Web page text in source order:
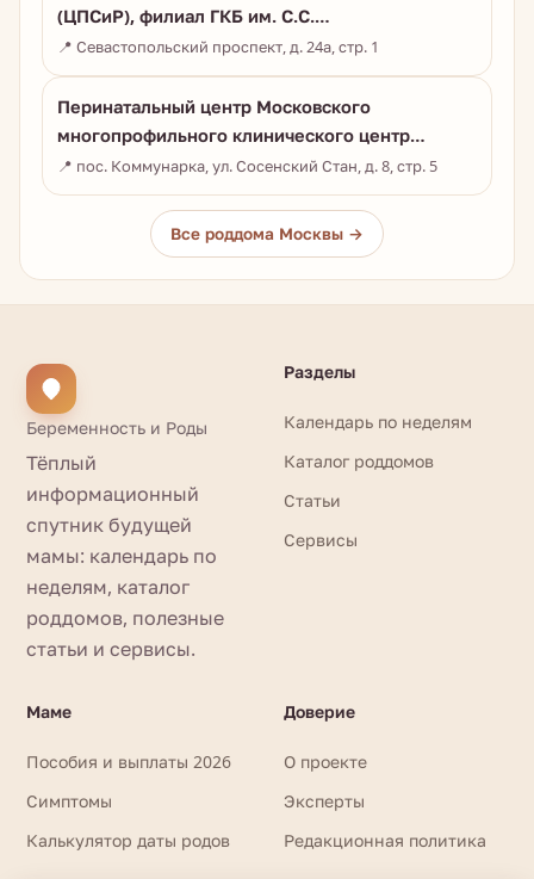
(ЦПСиР), филиал ГКБ им. С.С.…
📍 Севастопольский проспект, д. 24а, стр. 1
Перинатальный центр Московского
многопрофильного клинического центр…
📍 пос. Коммунарка, ул. Сосенский Стан, д. 8, стр. 5
Все роддома Москвы →
Беременность и Роды
Тёплый
информационный
спутник будущей
мамы: календарь по
неделям, каталог
роддомов, полезные
статьи и сервисы.
Разделы
Календарь по неделям
Каталог роддомов
Статьи
Сервисы
Маме
Пособия и выплаты 2026
Симптомы
Калькулятор даты родов
Доверие
О проекте
Эксперты
Редакционная политика